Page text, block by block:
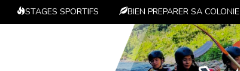
STAGES SPORTIFS BIEN PREPARER SA COLONIE